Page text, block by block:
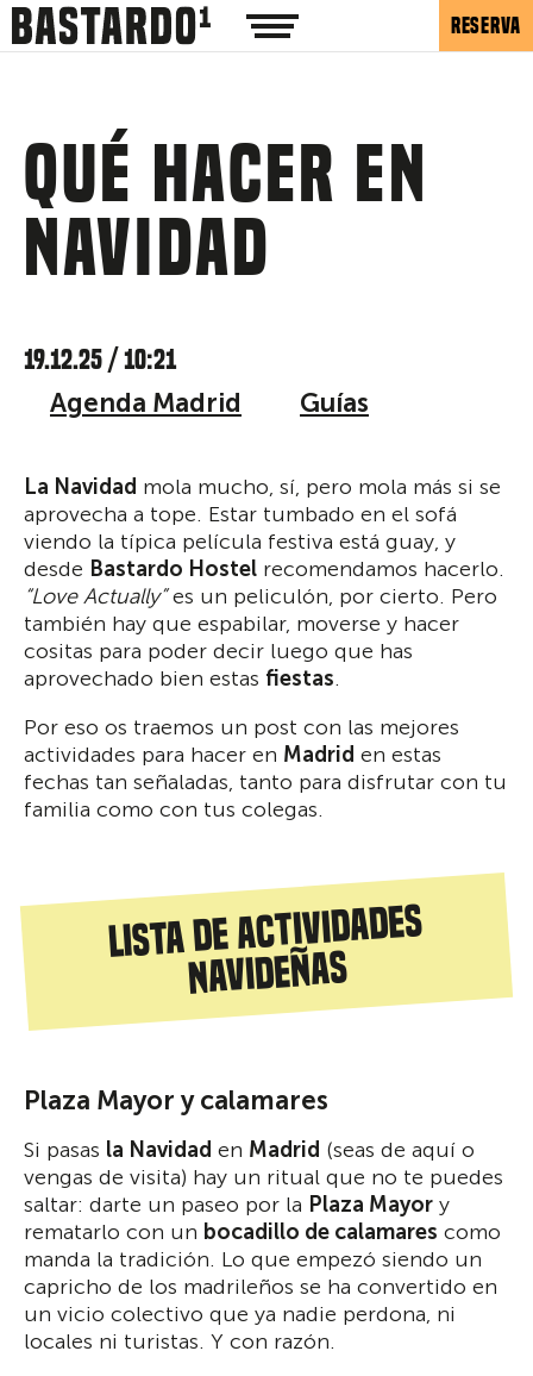
RESERVA
Qué hacer en
Navidad
19.12.25 / 10:21
Agenda Madrid Guías
La Navidad mola mucho, sí, pero mola más si se
aprovecha a tope. Estar tumbado en el sofá
viendo la típica película festiva está guay, y
desde Bastardo Hostel recomendamos hacerlo.
“Love Actually”es un peliculón, por cierto. Pero
también hay que espabilar, moverse y hacer
cositas para poder decir luego que has
aprovechado bien estas fiestas.
Por eso os traemos un post con las mejores
actividades para hacer en Madrid en estas
fechas tan señaladas, tanto para disfrutar con tu
familia como con tus colegas.
Lista de actividades
navideñas
Plaza Mayor y calamares
Si pasas la Navidad en Madrid (seas de aquí o
vengas de visita) hay un ritual que no te puedes
saltar: darte un paseo por la Plaza Mayor y
rematarlo con un bocadillo de calamares como
manda la tradición. Lo que empezó siendo un
capricho de los madrileños se ha convertido en
un vicio colectivo que ya nadie perdona, ni
locales ni turistas. Y con razón.